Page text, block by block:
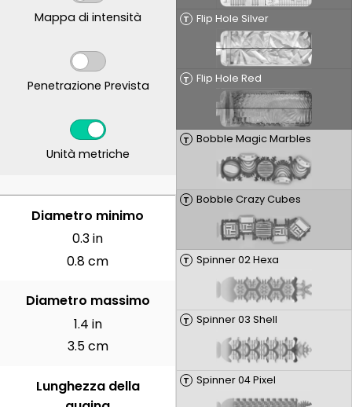
T Flip Hole Silver
T Flip Hole Red
T Bobble Magic Marbles
T Bobble Crazy Cubes
T Spinner 02 Hexa
T Spinner 03 Shell
T Spinner 04 Pixel
Mappa di intensità
Penetrazione Prevista
Unità metriche
CENTIMETRI
Diametro minimo
0.3 in
0.8 cm
Diametro massimo
1.4 in
3.5 cm
Lunghezza della